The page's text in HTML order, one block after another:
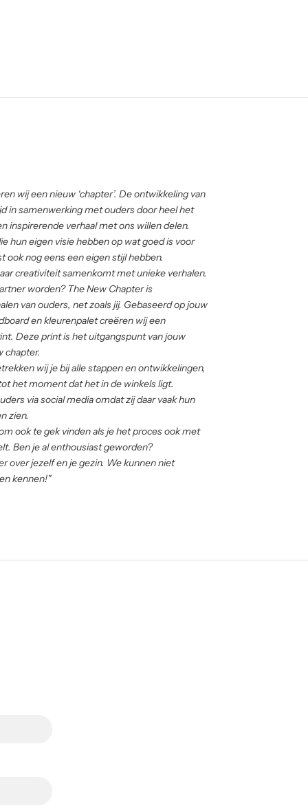
wij een nieuw ‘chapter’. De ontwikkeling van
in samenwerking met ouders door heel het
inspirerende verhaal met ons willen delen.
hun eigen visie hebben op wat goed is voor
ook nog eens een eigen stijl hebben.
creativiteit samenkomt met unieke verhalen.
worden? The New Chapter is
van ouders, net zoals jij. Gebaseerd op jouw
en kleurenpalet creëren wij een
Deze print is het uitgangspunt van jouw
chapter.
wij je bij alle stappen en ontwikkelingen,
het moment dat het in de winkels ligt.
via social media omdat zij daar vaak hun
zien.
ook te gek vinden als je het proces ook met
Ben je al enthousiast geworden?
over jezelf en je gezin. We kunnen niet
kennen!"